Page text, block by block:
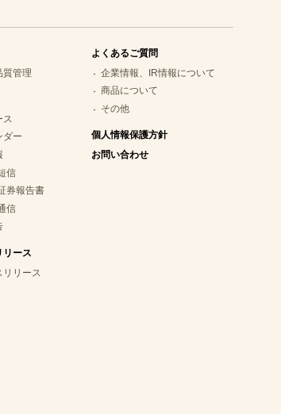
質管理
ス
ダー
信
券報告書
信
リース
リリース
よくあるご質問
企業情報、IR情報について
商品について
その他
個人情報保護方針
お問い合わせ